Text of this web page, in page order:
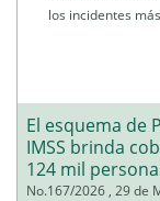
los incidentes
El esquema de
IMSS brinda
124 mil
No.167/2026 , 29 de